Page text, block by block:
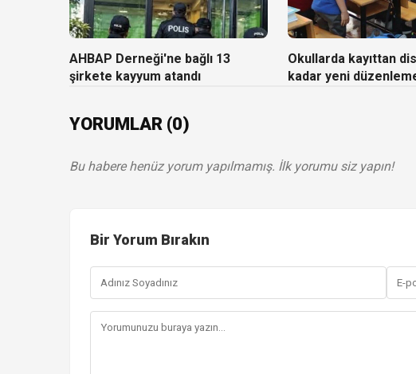
AHBAP Derneği'ne bağlı 13
şirkete kayyum atandı
Okullarda kayıttan
kadar yeni
YORUMLAR (0)
Bu habere henüz yorum yapılmamış. İlk yorumu siz yapın!
Bir Yorum Bırakın